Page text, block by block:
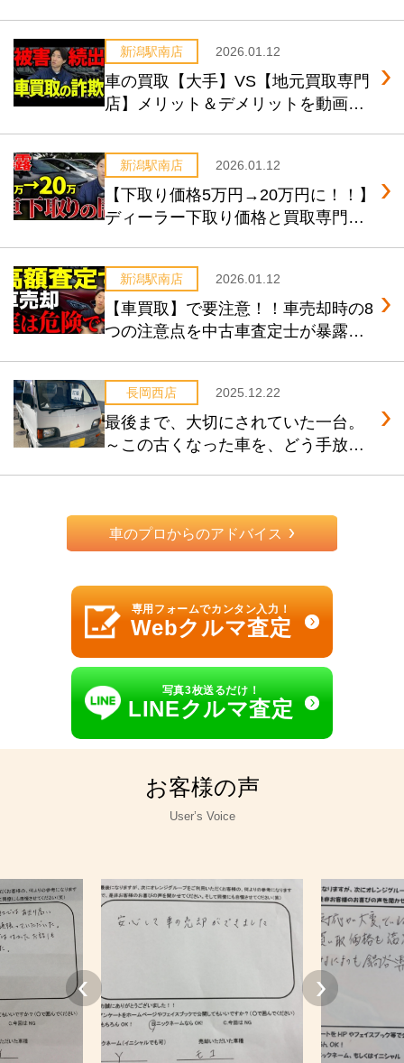
新潟駅南店 2026.01.12
車の買取【大手】VS【地元買取専門
店】メリット＆デメリットを動画で
新潟駅南店 2026.01.12
【下取り価格5万円→20万円に！！】
ディーラー下取り価格と買取専門店
新潟駅南店 2026.01.12
【車買取】で要注意！！車売却時の8
つの注意点を中古車査定士が暴露し
長岡西店 2025.12.22
最後まで、大切にされていた一台。
～この古くなった車を、どう手放せ
車のプロからのアドバイス
専用フォームでカンタン入力！
Webクルマ査定
写真3枚送るだけ！
LINEクルマ査定
お客様の声
User’s Voice